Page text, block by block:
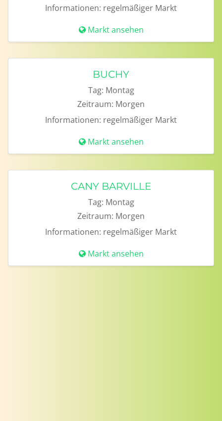
Informationen: regelmäßiger Markt
Markt ansehen
BUCHY
Tag: Montag
Zeitraum: Morgen
Informationen: regelmäßiger Markt
Markt ansehen
CANY BARVILLE
Tag: Montag
Zeitraum: Morgen
Informationen: regelmäßiger Markt
Markt ansehen